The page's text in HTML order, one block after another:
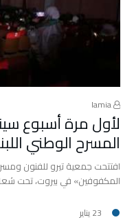
لأول مرة أسبوع
المسرح الوطني
افتتحت جمعية تيرو للفنون
المكفوفين» في بيروت، تحت
23 يناير